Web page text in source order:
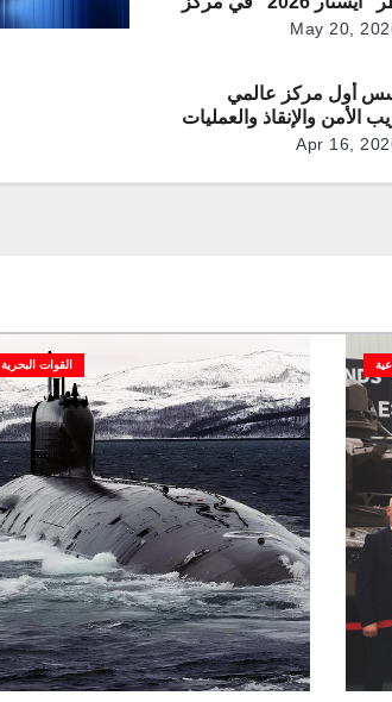
May 20,
أول مركز عالمي
الأمن والإنقاذ والعمليات
Apr 16,
القوات البحرية